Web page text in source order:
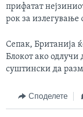
прифатат
рок за излегување
Сепак, Британија
Блокот ако одлучи
суштински да
Споделете